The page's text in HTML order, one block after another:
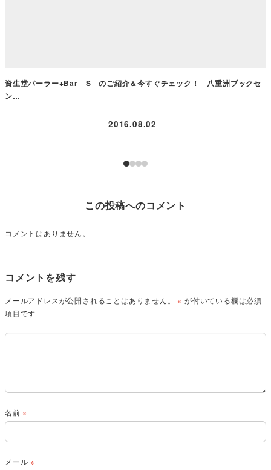
資生堂パーラー+Bar S のご紹介＆今すぐチェック！ 八重洲ブックセ
ン…
2016.08.02
この投稿へのコメント
コメントはありません。
コメントを残す
メールアドレスが公開されることはありません。 ※ が付いている欄は必須
項目です
名前※
メール※